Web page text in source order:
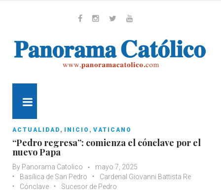
ACTUALIDAD , INICIO , VATICANO
“Pedro regresa”: comienza el cónclave por el
nuevo Papa
By Panorama Catolico
mayo 7, 2025
Basílica de San Pedro
Cardenal Giovanni Battista Re
Cónclave
Sucesor de Pedro